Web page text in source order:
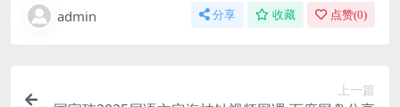
admin 分享 收藏 点赞(0)
上一篇